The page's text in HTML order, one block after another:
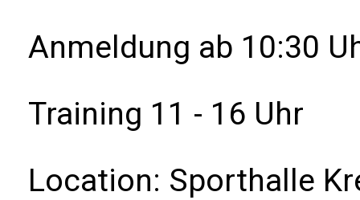
Anmeldung ab 10:30
Training 11 - 16 Uhr
Location: Sporthalle